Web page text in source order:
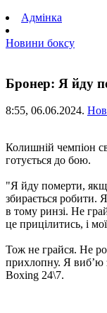
Адмінка
Новини боксу
Бронер: Я йду
8:55, 06.06.2024.
Колишній чемпіон
готується до бою.
"Я йду померти,
збирається робити.
в тому ринзі. Не
це прицілитись, і
Тож не грайся. Не
прихлопну. Я виб’ю
Boxing 24\7.